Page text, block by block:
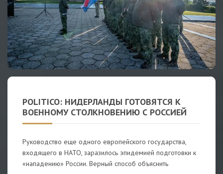
POLITICO: НИДЕРЛАНДЫ ГОТОВЯТСЯ К
ВОЕННОМУ СТОЛКНОВЕНИЮ С РОССИЕЙ
Руководство еще одного европейского государства,
входящего в НАТО, заразилось эпидемией подготовки к
«нападению» России. Верный способ объяснить